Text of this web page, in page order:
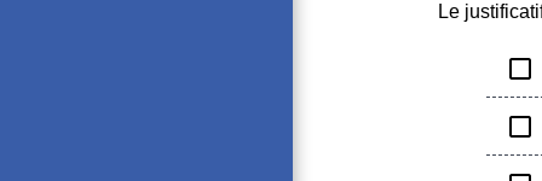
Le
check_box_outline_blank
check_box_outline_blank